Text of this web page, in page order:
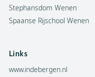
Stephansdom Wenen
Spaanse Rijschool Wenen
Links
www.indebergen.nl